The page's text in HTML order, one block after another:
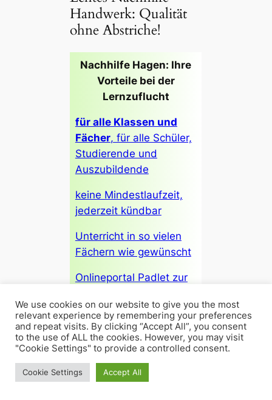
Handwerk: Qualität
ohne Abstriche!
Nachhilfe Hagen: Ihre
Vorteile bei der
Lernzuflucht
für alle Klassen und
Fächer, für alle Schüler,
Studierende und
Auszubildende
keine Mindestlaufzeit,
jederzeit kündbar
Unterricht in so vielen
Fächern wie gewünscht
Onlineportal Padlet zur
24/7
keine Anmeldegebühr
30 Jahre Nachhilfe-
Erfahrung
We use cookies on our website to give you the most
relevant experience by remembering your preferences
and repeat visits. By clicking “Accept All”, you consent
to the use of ALL the cookies. However, you may visit
"Cookie Settings" to provide a controlled consent.
Cookie Settings Accept All